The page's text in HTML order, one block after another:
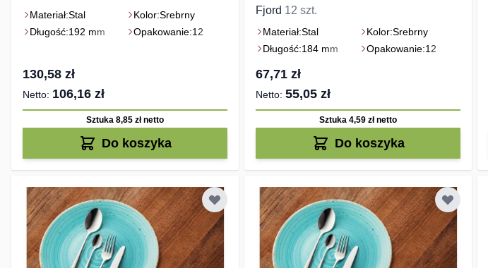
Materiał:Stal Kolor:Srebrny
Długość:192 mm Opakowanie:12
130,58 zł
106,16 zł
Sztuka 8,85 złnetto
Do koszyka
Fjord 12 szt.
Materiał:Stal Kolor:Srebrny
Długość:184 mm Opakowanie:12
67,71 zł
55,05 zł
Sztuka 4,59 złnetto
Do koszyka